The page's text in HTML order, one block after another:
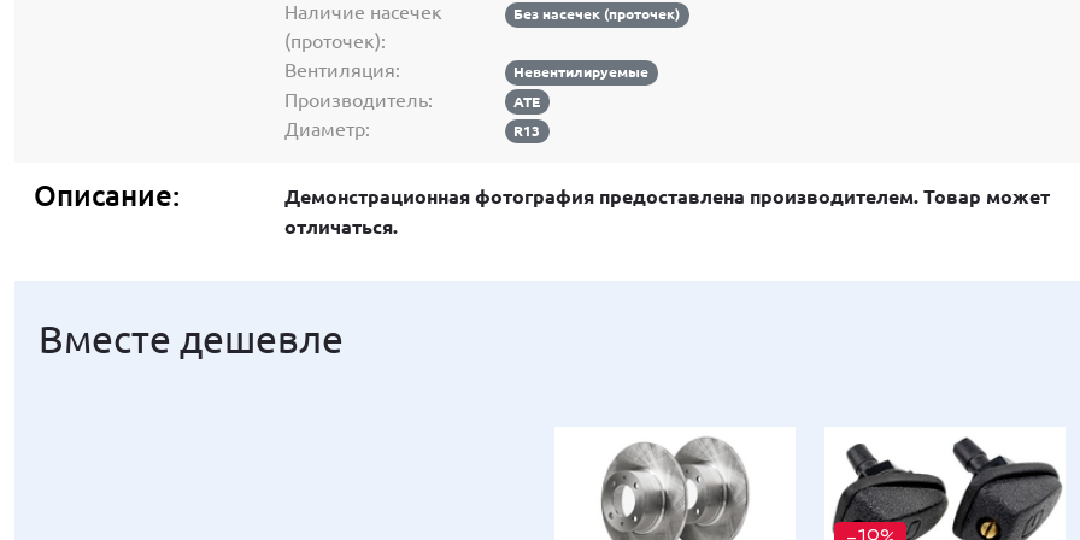
Наличие насечек
(проточек):
Без насечек (проточек)
Вентиляция: Невентилируемые
Производитель: ATE
Диаметр: R13
Описание:
Демонстрационная фотография предоставлена производителем. Товар может
отличаться.
Вместе дешевле
Вместе дешевле
Вместе дешевле
Вместе дешевле
Вместе дешевле
Вместе дешевле